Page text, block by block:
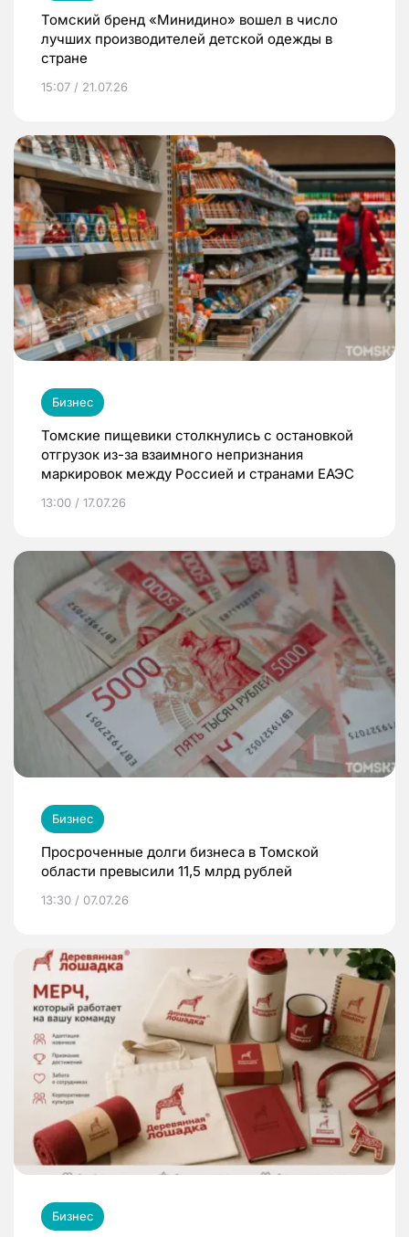
Томский бренд «Минидино» вошел в число
лучших производителей детской одежды в
стране
15:07 / 21.07.26
Бизнес
Томские пищевики столкнулись с остановкой
отгрузок из-за взаимного непризнания
маркировок между Россией и странами ЕАЭС
13:00 / 17.07.26
Бизнес
Просроченные долги бизнеса в Томской
области превысили 11,5 млрд рублей
13:30 / 07.07.26
Бизнес